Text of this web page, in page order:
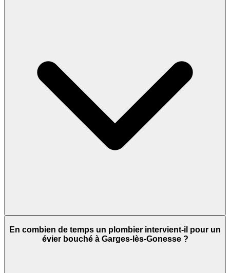
En combien de temps un plombier intervient-il pour un
évier bouché à Garges-lès-Gonesse ?